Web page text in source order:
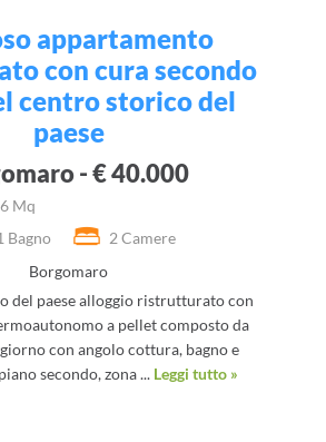
appartamento
con cura secondo
centro storico del
paese
- € 40.000
Mq
Bagno
2 Camere
Borgomaro
del paese alloggio ristrutturato con
a pellet composto da
con angolo cottura, bagno e
secondo, zona ... Leggi tutto »